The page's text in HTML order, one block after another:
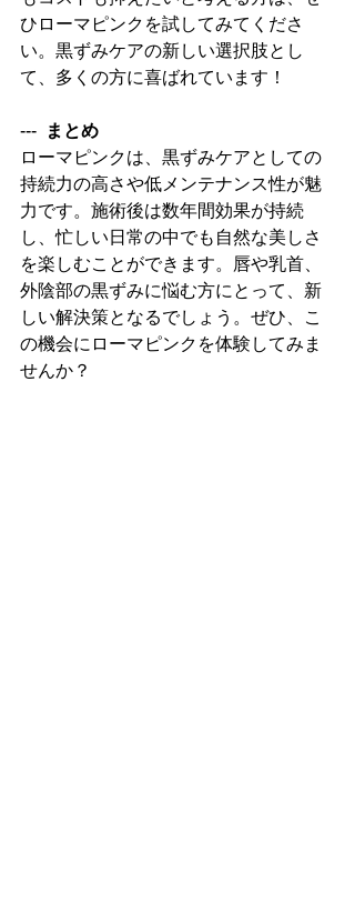
ひローマピンクを試してみてくださ
い。黒ずみケアの新しい選択肢とし
て、多くの方に喜ばれています！
--- まとめ
ローマピンクは、黒ずみケアとしての
持続力の高さや低メンテナンス性が魅
力です。施術後は数年間効果が持続
し、忙しい日常の中でも自然な美しさ
を楽しむことができます。唇や乳首、
外陰部の黒ずみに悩む方にとって、新
しい解決策となるでしょう。ぜひ、こ
の機会にローマピンクを体験してみま
せんか？